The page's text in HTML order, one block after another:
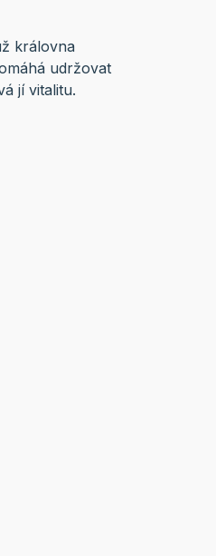
královna
udržovat
jí vitalitu.